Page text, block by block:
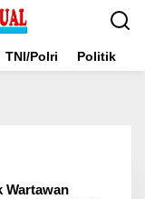
TNI/Polri Politik
Wartawan